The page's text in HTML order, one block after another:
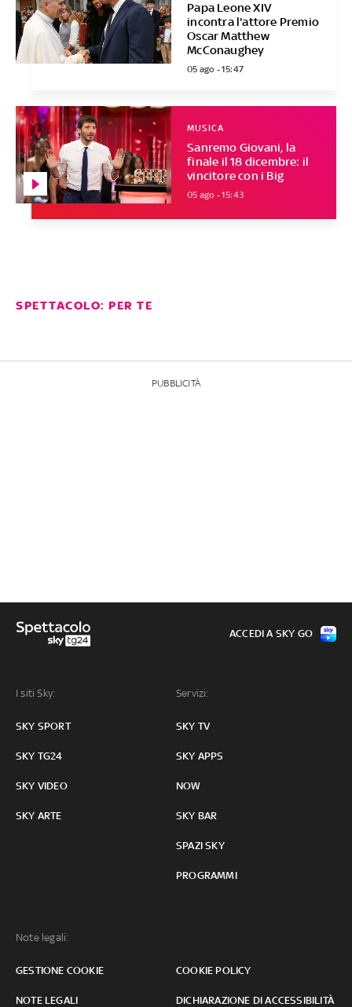
Papa Leone XIV
incontra l'attore Premio
Oscar Matthew
McConaughey
05 ago - 15:47
Sanremo Giovani, la
finale il 18 dicembre: il
vincitore con i Big
MUSICA
05 ago - 15:43
SPETTACOLO: PER TE
PUBBLICITÀ
I siti Sky:
SKY SPORT
SKY TG24
SKY VIDEO
SKY ARTE
Servizi:
SKY TV
SKY APPS
NOW
SKY BAR
SPAZI SKY
PROGRAMMI
Note legali:
GESTIONE COOKIE COOKIE POLICY
NOTE LEGALI DICHIARAZIONE DI ACCESSIBILITÀ
ACCEDI A SKY GO